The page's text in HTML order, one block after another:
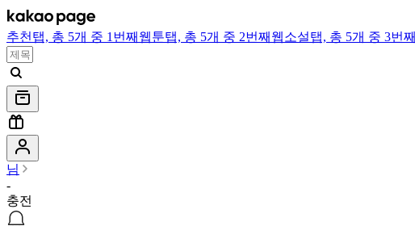
추천 탭, 총 5개 중 1번째 웹툰탭, 총 5개 중 2번째 웹소설탭, 총 5개 중 3번째
님
-
충전